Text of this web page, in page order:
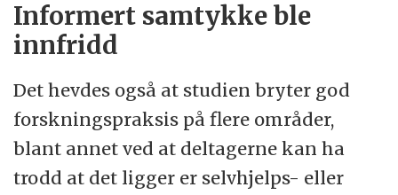
Informert samtykke ble
innfridd
Det hevdes også at studien bryter god
forskningspraksis på flere områder,
blant annet ved at deltagerne kan ha
trodd at det ligger er selvhjelps- eller